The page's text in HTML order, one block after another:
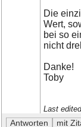
Die
Wert,
bei so
nicht
Danke!
Toby
Last